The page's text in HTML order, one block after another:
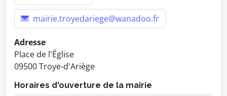
mairie.troyedariege@wanadoo.fr
Adresse
Place de l'Église
09500 Troye-d'Ariège
Horaires d'ouverture de la mairie